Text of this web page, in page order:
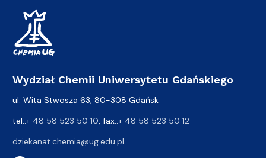
Wydział Chemii Uniwersytetu Gdańskiego
ul. Wita Stwosza 63, 80-308 Gdańsk
tel.:+ 48 58 523 50 10 , fax.:+ 48 58 523 50 12
dziekanat.chemia@ug.edu.pl